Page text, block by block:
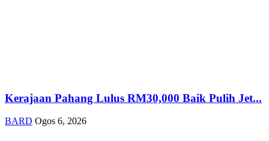
Kerajaan Pahang Lulus RM30,000 Baik Pulih Jet...
BARD Ogos 6, 2026